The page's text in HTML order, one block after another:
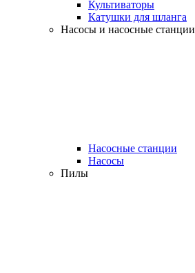
Культиваторы
Катушки для шланга
Насосы и насосные станции
Насосные станции
Насосы
Пилы